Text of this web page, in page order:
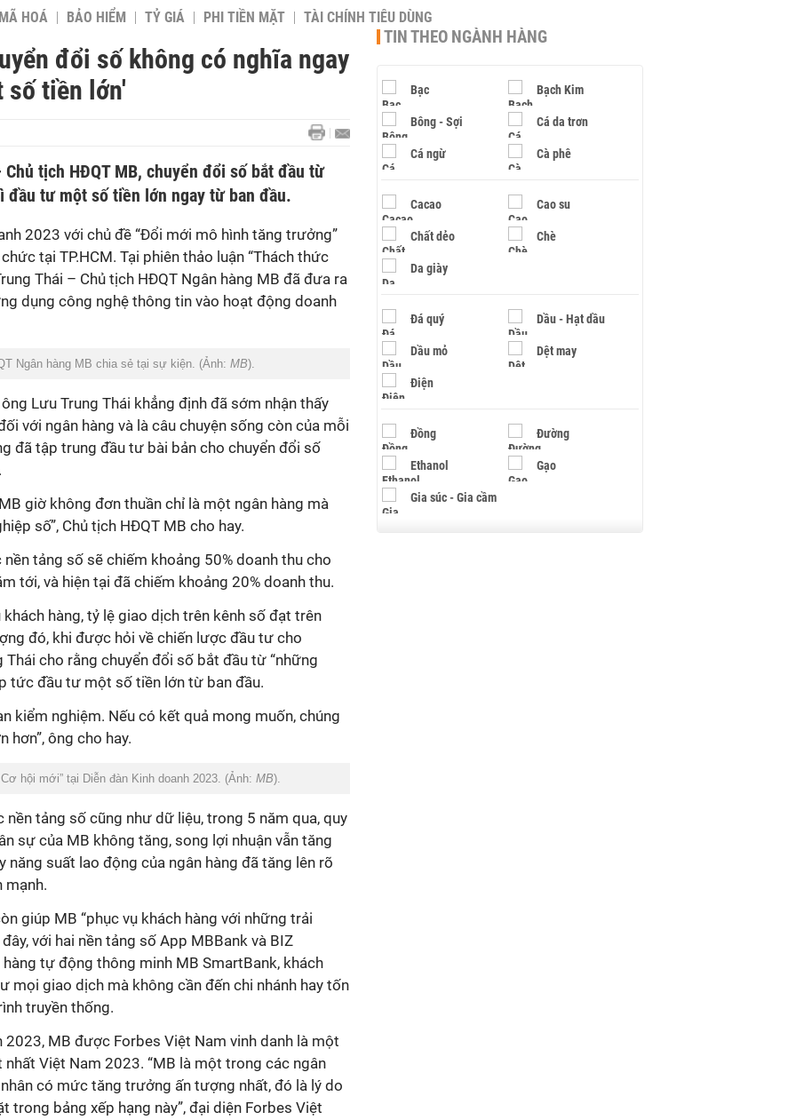
HOÁ BẢO HIỂM TỶ GIÁ PHI TIỀN MẶT TÀI CHÍNH TIÊU DÙNG
đổi số không có nghĩa ngay
số tiền lớn'
tịch HĐQT MB, chuyển đổi số bắt đầu từ
đầu tư một số tiền lớn ngay từ ban đầu.
2023 với chủ đề “Đổi mới mô hình tăng trưởng”
tại TP.HCM. Tại phiên thảo luận “Thách thức
Thái – Chủ tịch HĐQT Ngân hàng MB đã đưa ra
dụng công nghệ thông tin vào hoạt động doanh
Ngân hàng MB chia sẻ tại sự kiện. (Ảnh: MB).
Lưu Trung Thái khẳng định đã sớm nhận thấy
với ngân hàng và là câu chuyện sống còn của mỗi
đã tập trung đầu tư bài bản cho chuyển đổi số
giờ không đơn thuần chỉ là một ngân hàng mà
số”, Chủ tịch HĐQT MB cho hay.
tảng số sẽ chiếm khoảng 50% doanh thu cho
tới, và hiện tại đã chiếm khoảng 20% doanh thu.
hàng, tỷ lệ giao dịch trên kênh số đạt trên
đó, khi được hỏi về chiến lược đầu tư cho
Thái cho rằng chuyển đổi số bắt đầu từ “những
tức đầu tư một số tiền lớn từ ban đầu.
kiểm nghiệm. Nếu có kết quả mong muốn, chúng
hơn”, ông cho hay.
hội mới” tại Diễn đàn Kinh doanh 2023. (Ảnh: MB).
tảng số cũng như dữ liệu, trong 5 năm qua, quy
sự của MB không tăng, song lợi nhuận vẫn tăng
năng suất lao động của ngân hàng đã tăng lên rõ
mạnh.
giúp MB “phục vụ khách hàng với những trải
với hai nền tảng số App MBBank và BIZ
tự động thông minh MB SmartBank, khách
mọi giao dịch mà không cần đến chi nhánh hay tốn
truyền thống.
2023, MB được Forbes Việt Nam vinh danh là một
Việt Nam 2023. “MB là một trong các ngân
có mức tăng trưởng ấn tượng nhất, đó là lý do
trong bảng xếp hạng này”, đại diện Forbes Việt
TIN THEO NGÀNH HÀNG
Bạc Bạch Kim
Bông - Sợi Cá da trơn
Cá ngừ Cà phê
Cacao Cao su
Chất dẻo Chè
Da giày
Đá quý Dầu - Hạt dầu
Dầu mỏ Dệt may
Điện
Đồng Đường
Ethanol Gạo
Gia súc - Gia cầm